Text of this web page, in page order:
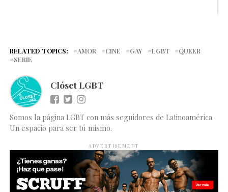
RELATED TOPICS: AMOR CINE GAY LGBT
QUEER
SERIE
Clóset LGBT
Somos la página LGBT con más seguidores de Latinoamérica.
Un espacio para ser tú mismo.
ADVERTISEMENT